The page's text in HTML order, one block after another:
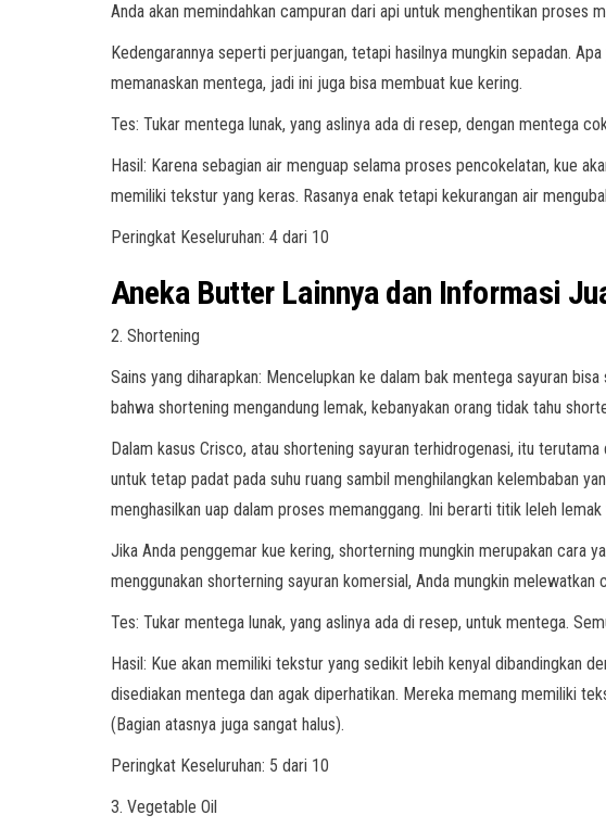
Anda akan memindahkan campuran dari api untuk menghentikan proses
Kedengarannya seperti perjuangan, tetapi hasilnya mungkin sepadan.
memanaskan mentega, jadi ini juga bisa membuat kue kering.
Tes: Tukar mentega lunak, yang aslinya ada di resep, dengan mentega
Hasil: Karena sebagian air menguap selama proses pencokelatan, kue
memiliki tekstur yang keras. Rasanya enak tetapi kekurangan air
Peringkat Keseluruhan: 4 dari 10
Aneka Butter Lainnya dan Informasi
2. Shortening
Sains yang diharapkan: Mencelupkan ke dalam bak mentega sayuran
bahwa shortening mengandung lemak, kebanyakan orang tidak tahu
Dalam kasus Crisco, atau shortening sayuran terhidrogenasi, itu
untuk tetap padat pada suhu ruang sambil menghilangkan kelembaban
menghasilkan uap dalam proses memanggang. Ini berarti titik leleh
Jika Anda penggemar kue kering, shorterning mungkin merupakan cara
menggunakan shorterning sayuran komersial, Anda mungkin
Tes: Tukar mentega lunak, yang aslinya ada di resep, untuk mentega.
Hasil: Kue akan memiliki tekstur yang sedikit lebih kenyal dibandingkan
disediakan mentega dan agak diperhatikan. Mereka memang memiliki
(Bagian atasnya juga sangat halus).
Peringkat Keseluruhan: 5 dari 10
3. Vegetable Oil